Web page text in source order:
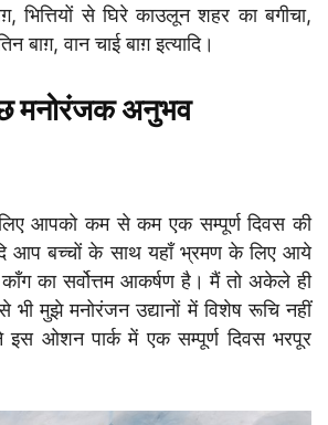
भित्तियों से घिरे काउलून शहर का बगीचा,
बाग़, वान चाई बाग़ इत्यादि।
मनोरंजक अनुभव
आपको कम से कम एक सम्पूर्ण दिवस की
आप बच्चों के साथ यहाँ भ्रमण के लिए आये
का सर्वोत्तम आकर्षण है। मैं तो अकेले ही
मुझे मनोरंजन उद्यानों में विशेष रूचि नहीं
ओशन पार्क में एक सम्पूर्ण दिवस भरपूर